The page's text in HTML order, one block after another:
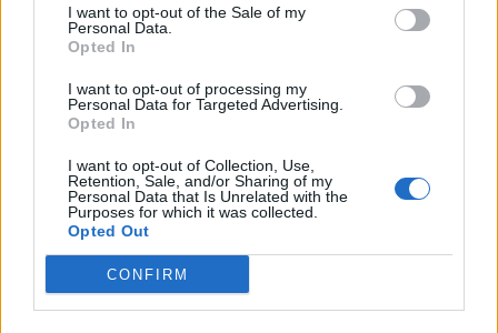
I want to opt-out of the Sale of my
Personal Data.
Opted In
I want to opt-out of processing my
Personal Data for Targeted Advertising.
Opted In
I want to opt-out of Collection, Use,
Retention, Sale, and/or Sharing of my
Personal Data that Is Unrelated with the
Purposes for which it was collected.
Opted Out
CONFIRM